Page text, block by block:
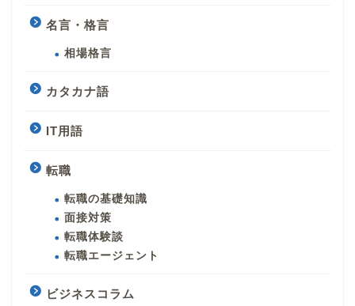
名言・格言
相場格言
カタカナ語
IT用語
転職
転職の基礎知識
面接対策
転職体験談
転職エージェント
ビジネスコラム